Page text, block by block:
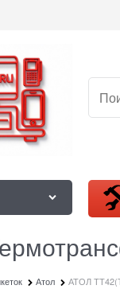
Атол АТОЛ